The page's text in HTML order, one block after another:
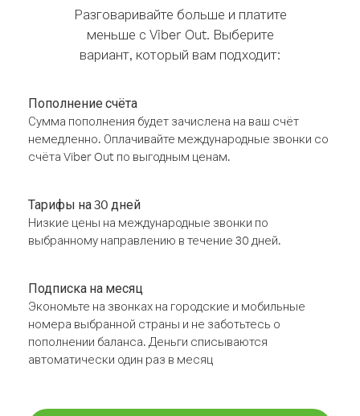
Разговаривайте больше и платите
меньше с Viber Out. Выберите
вариант, который вам подходит:
Пополнение счёта
Сумма пополнения будет зачислена на ваш счёт
немедленно. Оплачивайте международные звонки со
счёта Viber Out по выгодным ценам.
Тарифы на 30 дней
Низкие цены на международные звонки по
выбранному направлению в течение 30 дней.
Подписка на месяц
Экономьте на звонках на городские и мобильные
номера выбранной страны и не заботьтесь о
пополнении баланса. Деньги списываются
автоматически один раз в месяц